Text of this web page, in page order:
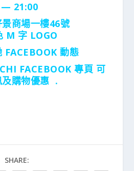
— 21:00
景商場一樓46號
M 字 LOGO
FACEBOOK 動態
FACEBOOK 專頁 可
及購物優惠 .
SHARE: